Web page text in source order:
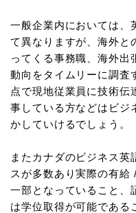
一般企業内においては、
て異なりますが、海外と
ってくる事務職、海外出
動向をタイムリーに調査
点で現地従業員に技術伝
事している方などはビジ
かしていけるでしょう。
またカナダのビジネス英
スが多数あり実際の有給
一部となっていること、
は学位取得が可能である